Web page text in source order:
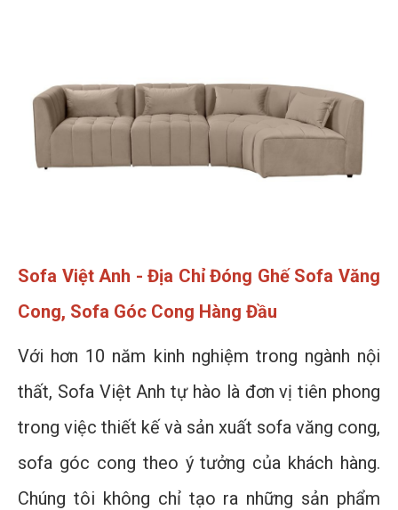
Sofa Việt Anh - Địa Chỉ Đóng Ghế Sofa Văng
Cong, Sofa Góc Cong Hàng Đầu
Với hơn 10 năm kinh nghiệm trong ngành nội
thất, Sofa Việt Anh tự hào là đơn vị tiên phong
trong việc thiết kế và sản xuất sofa văng cong,
sofa góc cong theo ý tưởng của khách hàng.
Chúng tôi không chỉ tạo ra những sản phẩm